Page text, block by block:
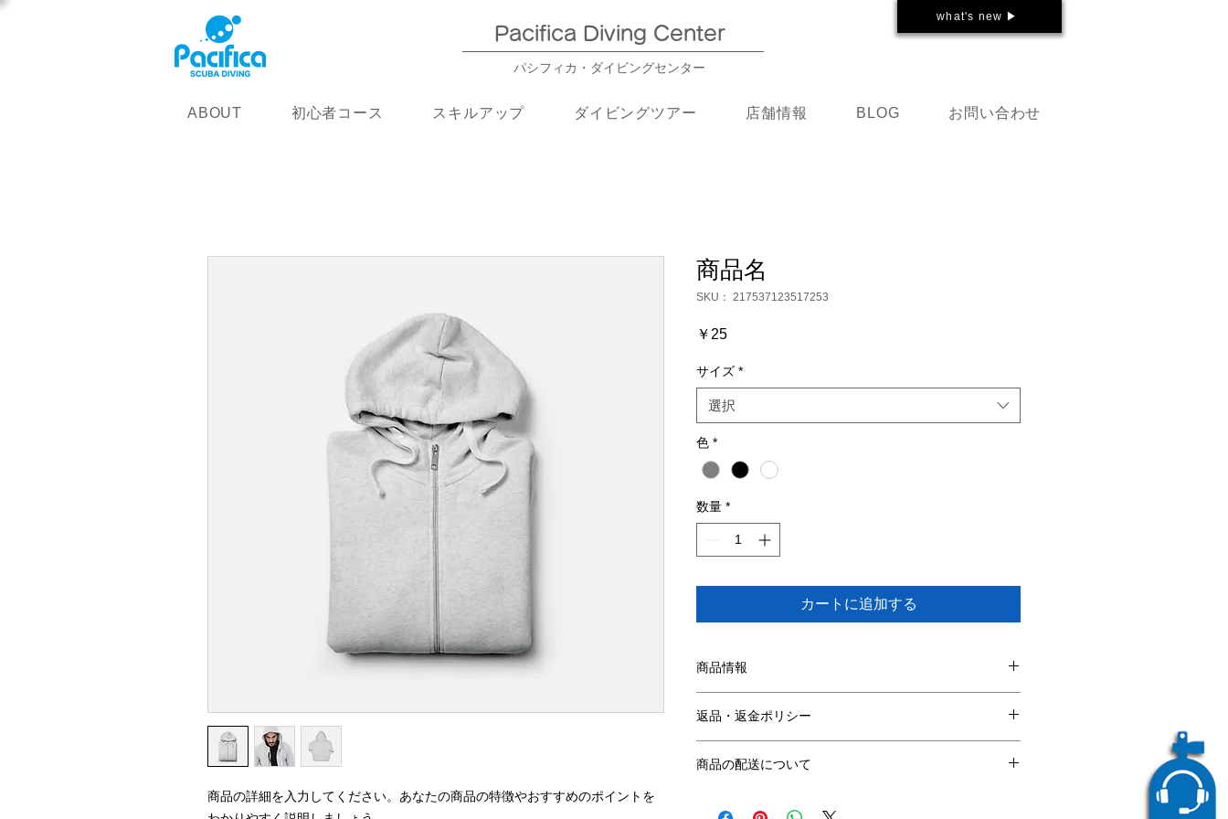
Pacifica Diving Center​
パシフィカ・ダイビングセンター
what's new ▶
ABOUT 初心者コース スキルアップ ダイビングツアー 店舗情報 BLOG お問い合わせ
商品の詳細を入力してください。あなたの商品の特徴やおすすめのポイントを
商品名
SKU： 217537123517253
￥25価
サイズ *
選択
色 *
数量 *
カートに追加する
商品情報
明に加え、商品の特徴やおすすめのポイントなどを説明
しましょう。
返品・返金ポリシー
だけなかった場合の返品・返金ポリシーと手順を説明し
頼を獲得し、安心して商品をご購入いただけます。
商品の配送について